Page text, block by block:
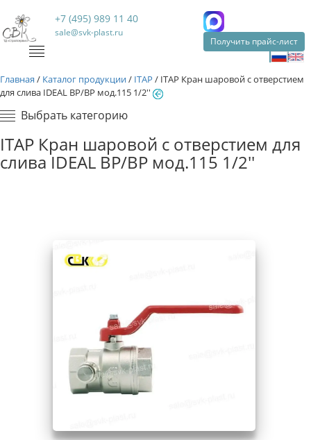
+7 (495) 989 11 40
sale@svk-plast.ru
Получить прайс-лист
Главная / Каталог продукции/ ITAP / ITAP Кран шаровой с отверстием
для слива IDEAL ВР/ВР мод.115 1/2''
Выбрать категорию
ITAP Кран шаровой с отверстием для
слива IDEAL ВР/ВР мод.115 1/2''